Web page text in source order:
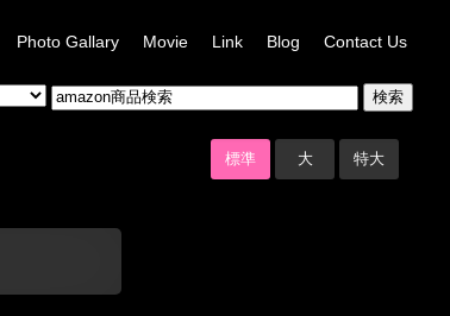
Photo Gallary Movie Link Blog Contact Us
標準 大 特大